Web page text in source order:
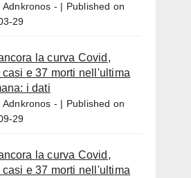
Adnkronos -
Published on
29
la curva Covid,
casi e 37 morti nell'ultima
i dati
Adnkronos -
Published on
29
la curva Covid,
casi e 37 morti nell'ultima